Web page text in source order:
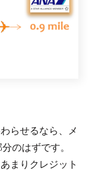
らせるなら、メ
のはずです。
まりクレジット